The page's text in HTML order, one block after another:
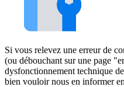
Si vous relevez une erreur de
(ou débouchant sur une page
dysfonctionnement technique
bien vouloir nous en informer